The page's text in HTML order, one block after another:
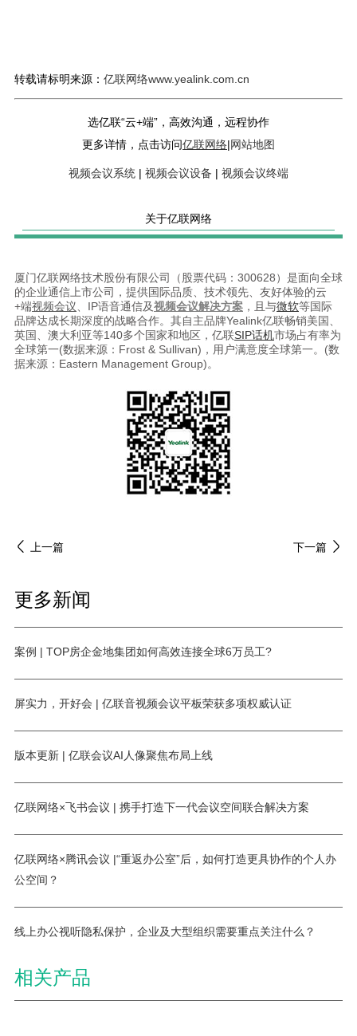
转载请标明来源： 亿联网络www.yealink.com.cn
选亿联“云+端”，高效沟通，远程协作
更多详情，点击访问亿联网络|网站地图
视频会议系统 | 视频会议设备 | 视频会议终端
关于亿联网络
厦门亿联网络技术股份有限公司（股票代码：300628）是面向全球
的企业通信上市公司，提供国际品质、技术领先、友好体验的云
+端视频会议、IP语音通信及视频会议解决方案 ，且与微软等国际
品牌达成长期深度的战略合作。其自主品牌Yealink亿联畅销美国、
英国、澳大利亚等140多个国家和地区，亿联SIP话机市场占有率为
全球第一(数据来源：Frost & Sullivan)，用户满意度全球第一。(数
据来源：Eastern Management Group)。
上一篇 下一篇
更多新闻
案例 | TOP房企金地集团如何高效连接全球6万员工?
屏实力，开好会 | 亿联音视频会议平板荣获多项权威认证
版本更新 | 亿联会议AI人像聚焦布局上线
亿联网络×飞书会议 | 携手打造下一代会议空间联合解决方案
亿联网络×腾讯会议 |“重返办公室”后，如何打造更具协作的个人办
公空间？
线上办公视听隐私保护，企业及大型组织需要重点关注什么？
相关产品